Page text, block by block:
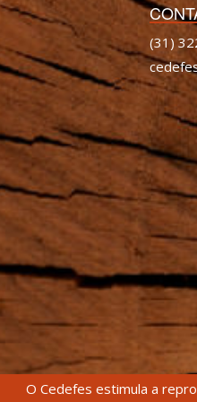
(31)
O Cedefes estimula a